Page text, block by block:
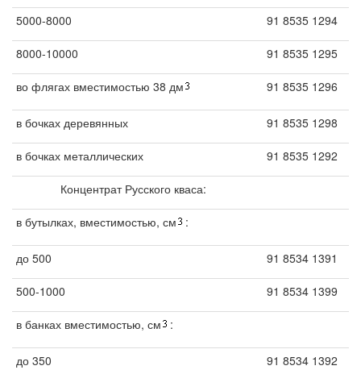
5000-8000 91 8535 1294
8000-10000 91 8535 1295
во флягах вместимостью 38 дм 91 8535 1296
в бочках деревянных 91 8535 1298
в бочках металлических 91 8535 1292
Концентрат Русского кваса:
в бутылках, вместимостью, см :
до 500 91 8534 1391
500-1000 91 8534 1399
в банках вместимостью, см :
до 350 91 8534 1392